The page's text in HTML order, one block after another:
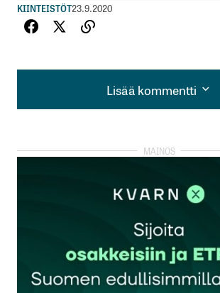
KIINTEISTÖT23.9.2020
Lisää kommentti
Lisää kommentti
rekisteröityä